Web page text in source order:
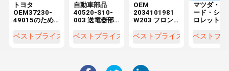
トヨタ
OEM37230-
49015のため
ャフトセンタ
ベストプライス
自動車部品
40520-S10-
003 送電器部
動シャフトサ
ベストプライス
OEM
2034101981
W203 フロン
ャフトのドラ
ベストプライス
マツダ・フ
ード・シェ
ロレット・
アウディ用
ベストプ